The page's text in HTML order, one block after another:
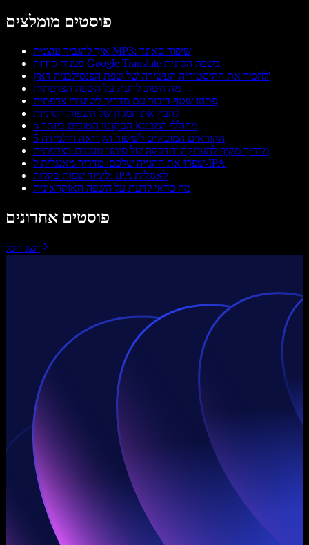
פוסטים מומלצים
איך להגביר עוצמת MP3: שיפור סאונד
פענוח סודות Google Translate בשפה הסינית
להכיר את ההיסטוריה העשירה של שפת הפנסילבניה דאץ'
מה חשוב לדעת על השפה הצרפתית
פתחו שטף דיבור עם מדריך לשיעורי צרפתית
להבין את המגוון של השפות הסיניות
5 מחוללי המבטא הסקוטי הטובים ביותר
5 הקוראים המובילים לשיפור הקריאה והלמידה
מדריך מקיף להעתקה והדבקה של סימני טעמים בצרפתית
שפרו את ההגייה שלכם: מדריך מאנגלית ל-IPA
לימוד שפות בקלות: IPA לאנגלית
מה כדאי לדעת על השפה האוקראינית
פוסטים אחרונים
הצג הכל